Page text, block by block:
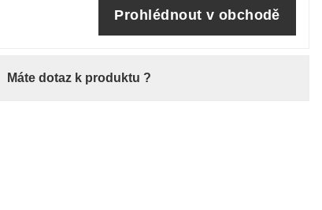
Prohlédnout v obchodě
Máte dotaz k produktu ?